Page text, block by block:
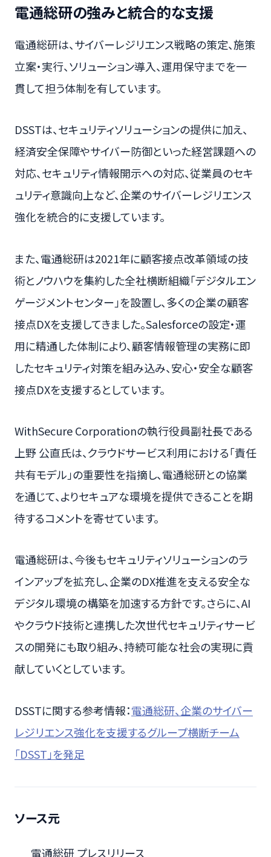
電通総研の強みと統合的な支援
電通総研は、サイバーレジリエンス戦略の策定、施策
立案・実行、ソリューション導入、運用保守までを一
貫して担う体制を有しています。
DSSTは、セキュリティソリューションの提供に加え、
経済安全保障やサイバー防御といった経営課題への
対応、セキュリティ情報開示への対応、従業員のセキ
ュリティ意識向上など、企業のサイバーレジリエンス
強化を統合的に支援しています。
また、電通総研は2021年に顧客接点改革領域の技
術とノウハウを集約した全社横断組織「デジタルエン
ゲージメントセンター」を設置し、多くの企業の顧客
接点DXを支援してきました。Salesforceの設定・運
用に精通した体制により、顧客情報管理の実務に即
したセキュリティ対策を組み込み、安心・安全な顧客
接点DXを支援するとしています。
WithSecure Corporationの執行役員副社長である
上野 公直氏は、クラウドサービス利用における「責任
共有モデル」の重要性を指摘し、電通総研との協業
を通じて、よりセキュアな環境を提供できることを期
待するコメントを寄せています。
電通総研は、今後もセキュリティソリューションのラ
インアップを拡充し、企業のDX推進を支える安全な
デジタル環境の構築を加速する方針です。さらに、AI
やクラウド技術と連携した次世代セキュリティサービ
スの開発にも取り組み、持続可能な社会の実現に貢
献していくとしています。
DSSTに関する参考情報：電通総研、企業のサイバー
レジリエンス強化を支援するグループ横断チーム
「DSST」を発足
ソース元
電通総研 プレスリリース